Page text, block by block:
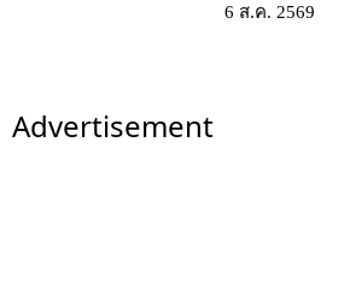
6 ส.ค. 2569
Advertisement